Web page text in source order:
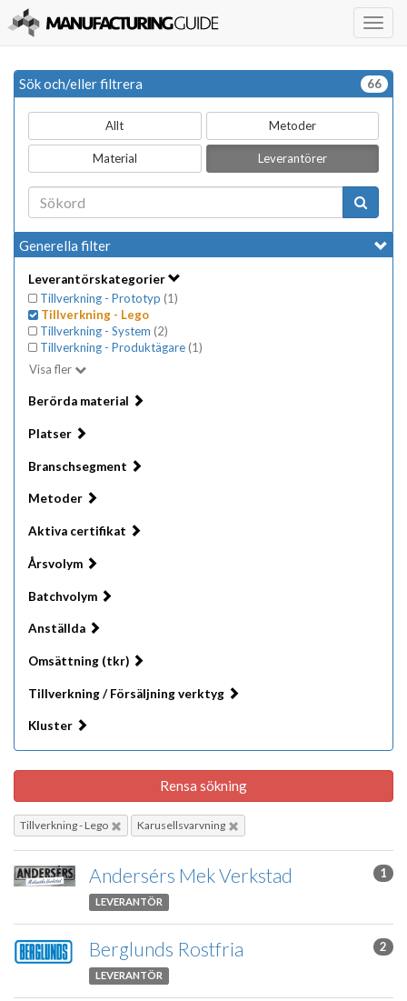
Sök och/eller filtrera 66
Allt Metoder
Material Leverantörer
Generella filter
Leverantörskategorier
Tillverkning - Prototyp (1)
Tillverkning - Lego
Tillverkning - System (2)
Tillverkning - Produktägare (1)
Visa fler
Berörda material
Platser
Branschsegment
Metoder
Aktiva certifikat
Årsvolym
Batchvolym
Anställda
Omsättning (tkr)
Tillverkning / Försäljning verktyg
Kluster
Rensa sökning
Tillverkning - Lego Karusellsvarvning
Andersérs Mek Verkstad 1
LEVERANTÖR
Berglunds Rostfria 2
LEVERANTÖR